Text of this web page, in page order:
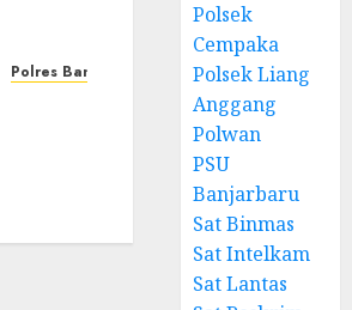
Anggang
Polres Banjarbaru
Polsek
Cempaka
Polsek Liang
Anggang
Polwan
PSU
Banjarbaru
Sat Binmas
Sat Intelkam
Sat Lantas